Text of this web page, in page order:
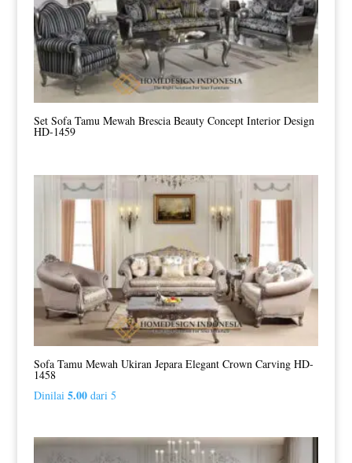
Set Sofa Tamu Mewah Brescia Beauty Concept Interior Design
HD-1459
Sofa Tamu Mewah Ukiran Jepara Elegant Crown Carving HD-
1458
Dinilai 5.00dari 5